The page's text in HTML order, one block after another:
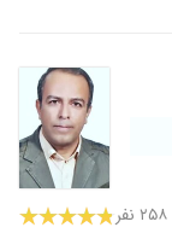
۲۵۸ نفر